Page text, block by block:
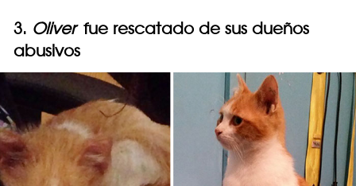
3. Oliverfue rescatado de sus dueños
abusivos